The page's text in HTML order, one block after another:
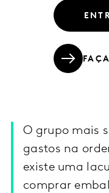
O grupo mais
gastos na
existe uma
comprar